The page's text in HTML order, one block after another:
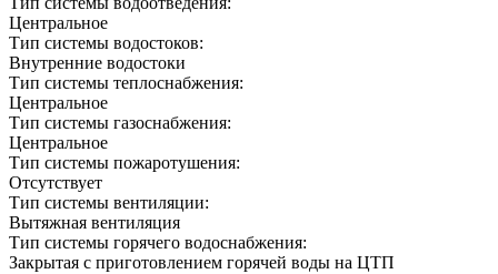
Центральное
Тип системы водостоков:
Внутренние водостоки
Тип системы теплоснабжения:
Центральное
Тип системы газоснабжения:
Центральное
Тип системы пожаротушения:
Отсутствует
Тип системы вентиляции:
Вытяжная вентиляция
Тип системы горячего водоснабжения:
Закрытая с приготовлением горячей воды на ЦТП